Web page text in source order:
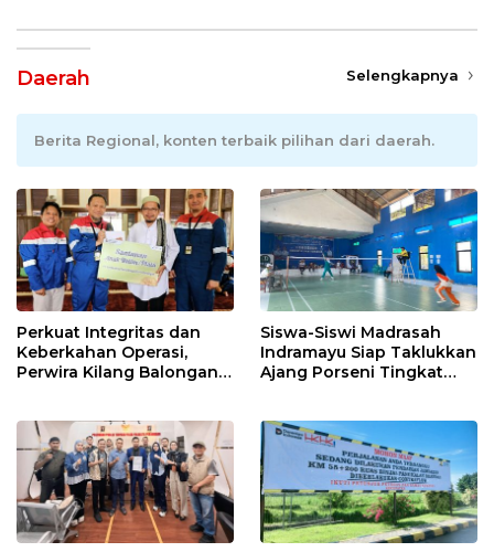
Daerah Selengkapnya
Berita Regional, konten terbaik pilihan dari daerah.
Perkuat Integritas dan
Keberkahan Operasi,
Perwira Kilang Balongan
Siswa-Siswi Madrasah
Indramayu Siap Taklukkan
Ajang Porseni Tingkat